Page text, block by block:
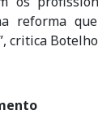
reforma
critica